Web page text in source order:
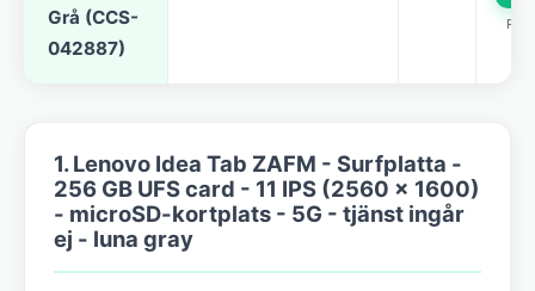
Grå (CCS-
042887)
1. Lenovo Idea Tab ZAFM - Surfplatta -
256 GB UFS card - 11 IPS (2560 x 1600)
- microSD-kortplats - 5G - tjänst ingår
ej - luna gray